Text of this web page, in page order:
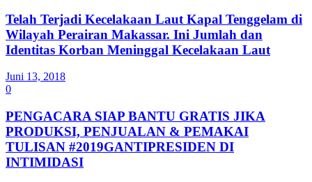
Telah Terjadi Kecelakaan Laut Kapal Tenggelam di
Wilayah Perairan Makassar. Ini Jumlah dan
Identitas Korban Meninggal Kecelakaan Laut
Juni 13, 2018
0
PENGACARA SIAP BANTU GRATIS JIKA
PRODUKSI, PENJUALAN & PEMAKAI
TULISAN #2019GANTIPRESIDEN DI
INTIMIDASI